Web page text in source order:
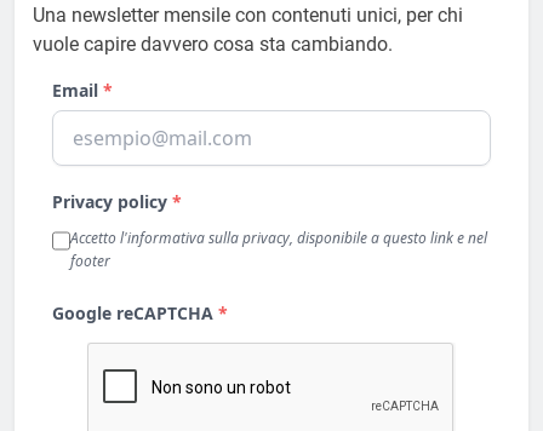
Una newsletter mensile con contenuti unici, per chi
vuole capire davvero cosa sta cambiando.